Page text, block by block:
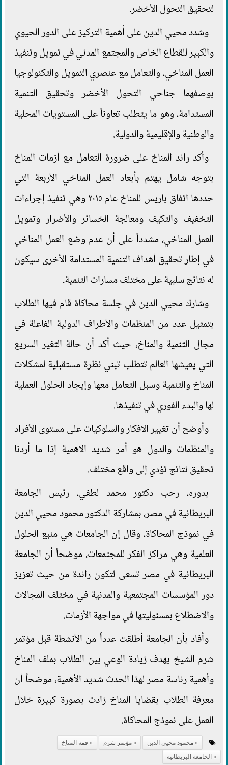
لتحقيق التحول الأخضر.
وشدد محيي الدين على أهمية التركيز على الدور الحيوي
والكبير للقطاع الخاص والمجتمع المدني في تمويل وتنفيذ
العمل المناخي، والتعامل مع عنصري التمويل والتكنولوجيا
بوصفهما جناحي التحول الأخضر وتحقيق التنمية
المستدامة، وهو ما يتطلب تعاوناً على المستويات المحلية
والوطنية والإقليمية والدولية.
وأكد رائد المناخ على ضرورة التعامل مع أزمات المناخ
بتوجه شامل يهتم بأبعاد العمل المناخي الأربعة التي
حددها اتفاق باريس للمناخ عام ٢٠١٥ وهي تنفيذ إجراءات
التخفيف والتكيف ومعالجة الخسائر والأضرار وتمويل
العمل المناخي، مشدداً على أن عدم وضع العمل المناخي
في إطار تحقيق أهداف التنمية المستدامة الأخرى سيكون
له نتائج سلبية على مختلف مسارات التنمية.
وشارك محيي الدين في جلسة محاكاة قام فيها الطلاب
بتمثيل عدد من المنظمات والأطراف الدولية الفاعلة في
مجال التنمية والمناخ، حيث أكد أن حالة التغير السريع
التي يعيشها العالم تتطلب تبني نظرة مستقبلية لمشكلات
المناخ والتنمية وسبل التعامل معها وإيجاد الحلول العملية
لها والبدء الفوري في تنفيذها.
وأوضح أن تغيير الافكار والسلوكيات على مستوى الأفراد
والمنظمات والدول هو أمر شديد الاهمية إذا ما أردنا
تحقيق نتائج تؤدي إلى واقع مختلف.
بدوره، رحب دكتور محمد لطفي، رئيس الجامعة
البريطانية في مصر، بمشاركة الدكتور محمود محيي الدين
في نموذج المحاكاة، وقال إن الجامعات هي منبع الحلول
العلمية وهي مراكز الفكر للمجتمعات، موضحاً أن الجامعة
البريطانية في مصر تسعى لتكون رائدة من حيث تعزيز
دور المؤسسات المجتمعية والمدنية في مختلف المجالات
والاضطلاع بمسئوليتها في مواجهة الأزمات.
وأفاد بأن الجامعة أطلقت عدداً من الأنشطة قبل مؤتمر
شرم الشيخ بهدف زيادة الوعي بين الطلاب بملف المناخ
وأهمية رئاسة مصر لهذا الحدث شديد الأهمية، موضحاً أن
معرفة الطلاب بقضايا المناخ زادت بصورة كبيرة خلال
العمل على نموذج المحاكاة.
محمود محيي الدين مؤتمر شرم
قمة المناخ
الجامعة البريطانية